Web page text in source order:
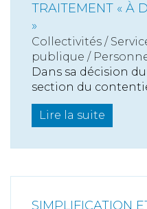
TRAITEMENT « À
»
Collectivités /
publique /
Dans sa décision
section du
Lire la suite
SIMPLIFICATION